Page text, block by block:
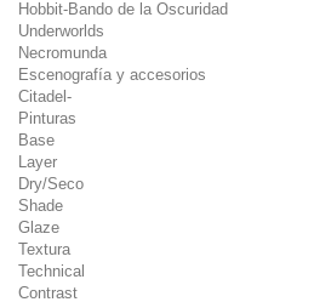
Hobbit-Bando de la Oscuridad
Underworlds
Necromunda
Escenografía y accesorios
Citadel-
Pinturas
Base
Layer
Dry/Seco
Shade
Glaze
Textura
Technical
Contrast